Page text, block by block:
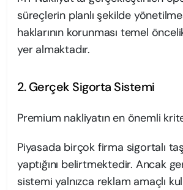
süreçlerin planlı şekilde
haklarının korunması temel
yer almaktadır.
2. Gerçek Sigorta Sistemi
Premium nakliyatın en önemli
Piyasada birçok firma sigortalı
yaptığını belirtmektedir. Ancak
sistemi yalnızca reklam amaçlı